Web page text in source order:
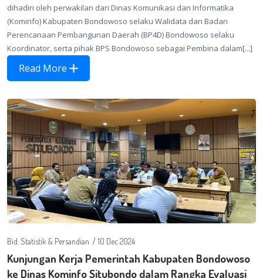
dihadiri oleh perwakilan dari Dinas Komunikasi dan Informatika
(Kominfo) Kabupaten Bondowoso selaku Walidata dan Badan
Perencanaan Pembangunan Daerah (BP4D) Bondowoso selaku
Koordinator, serta pihak BPS Bondowoso sebagai Pembina dalam[...]
Read More
Bid. Statistik & Persandian 10 Dec 2024
Kunjungan Kerja Pemerintah Kabupaten Bondowoso
ke Dinas Kominfo Situbondo dalam Rangka Evaluasi